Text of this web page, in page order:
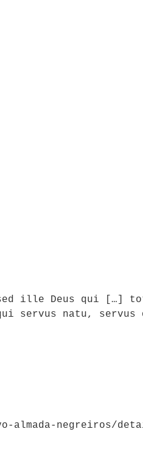
ille Deus qui […]
servus natu,
almada-negreiros/